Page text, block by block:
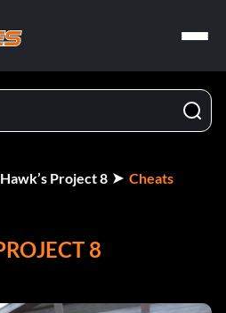
Project 8 Cheats
8